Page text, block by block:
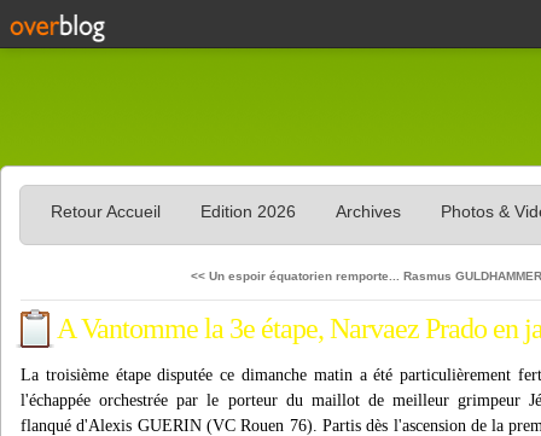
Retour Accueil Edition 2026 Archives Photos &
<< Un espoir équatorien remporte... Rasmus
A Vantomme la 3e étape, Narvaez Prado en
La troisième étape disputée ce dimanche matin a été particulièrement
l'échappée orchestrée par le porteur du maillot de meilleur grimpeur
flanqué d'Alexis GUERIN (VC Rouen 76). Partis dès l'ascension de la